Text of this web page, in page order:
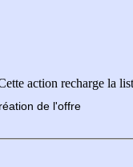
action recharge la
de l'offre